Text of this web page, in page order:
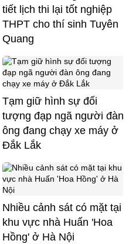
tiết lịch thi lại tốt nghiệp
THPT cho thí sinh Tuyên
Quang
Tạm giữ hình sự đối
tượng đạp ngã người đàn
ông đang chạy xe máy ở
Đắk Lắk
Nhiều cảnh sát có mặt tại
khu vực nhà Huấn 'Hoa
Hồng' ở Hà Nội